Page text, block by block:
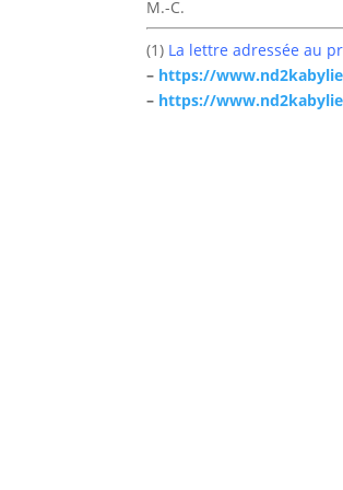
M.-C.
(1) La lettre adressée au
– https://
– https://